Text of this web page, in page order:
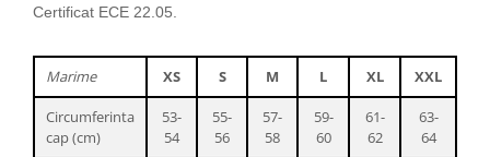
➔ Kuba
PIESE DE SCHIMB
Acceleratii
Baterii
Certificat ECE 22.05.
Marime XS S M L XL XXL
Circumferinta
cap (cm)
53-
54
55-
56
57-
58
59-
60
61-
62
63-
64